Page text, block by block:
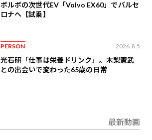
ボルボの次世代EV「Volvo EX60」でバルセ
ロナへ【試乗】
PERSON 2026.8.5
光石研「仕事は栄養ドリンク」。木梨憲武
との出会いで変わった65歳の日常
最新動画